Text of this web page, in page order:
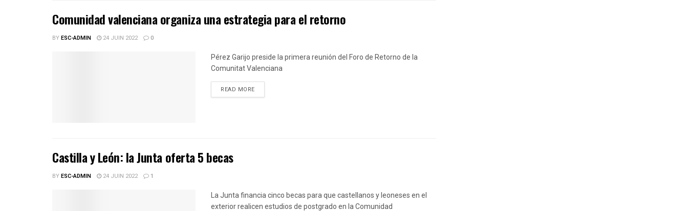
Comunidad valenciana organiza una estrategia para el retorno
BYESC-ADMIN 24 JUIN 2022 0
Pérez Garijo preside la primera reunión del Foro de Retorno de la
Comunitat Valenciana
READ MOREDETAILS
Castilla y León: la Junta oferta 5 becas
BYESC-ADMIN 24 JUIN 2022 1
La Junta financia cinco becas para que castellanos y leoneses en el
exterior realicen estudios de postgrado en la Comunidad